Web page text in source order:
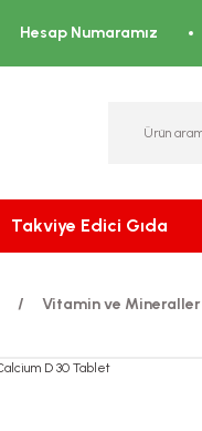
Hesap Numaramız
Takviye Edici Gıda
Vitamin ve Mineraller